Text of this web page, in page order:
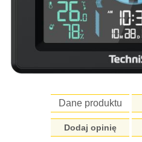
Dane produktu
Dodaj opinię